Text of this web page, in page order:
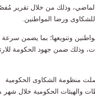
الماضي، وذلك من خلال تقرير
ورضا المواطنين.
وتنويعها؛ بما يضمن سرعة
وذلك ضمن جهود الحكومة
منظومة الشكاوى الحكومية
والهيئات الحكومية خلال شهر